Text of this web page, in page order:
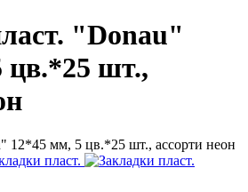
"Donau"
цв.*25 шт.,
12*45 мм, 5 цв.*25 шт., ассорти неон